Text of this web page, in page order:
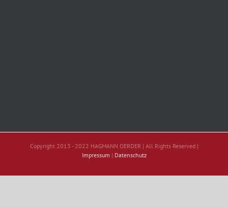
Copyright 2013 - 2022 HAGMANN OERDER | All Rights Reserved |
Impressum | Datenschutz